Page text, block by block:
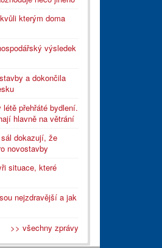
kterým doma
výsledek
a dokončila
přehřáté bydlení.
hlavně na větrání
dokazují, že
novostavby
situace, které
nejzdravější a jak
>> všechny zprávy